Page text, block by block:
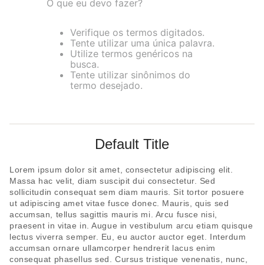
pijama
sutiã renda
O que eu devo fazer?
Verifique os termos digitados.
Tente utilizar uma única palavra.
Utilize termos genéricos na
busca.
Tente utilizar sinônimos do
termo desejado.
Default Title
Lorem ipsum dolor sit amet, consectetur adipiscing elit.
Massa hac velit, diam suscipit dui consectetur. Sed
sollicitudin consequat sem diam mauris. Sit tortor posuere
ut adipiscing amet vitae fusce donec. Mauris, quis sed
accumsan, tellus sagittis mauris mi. Arcu fusce nisi,
praesent in vitae in. Augue in vestibulum arcu etiam quisque
lectus viverra semper. Eu, eu auctor auctor eget. Interdum
accumsan ornare ullamcorper hendrerit lacus enim
consequat phasellus sed. Cursus tristique venenatis, nunc,